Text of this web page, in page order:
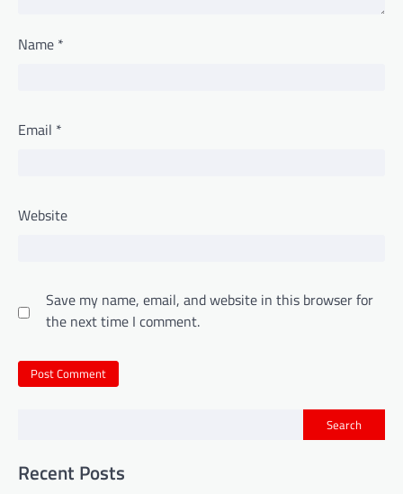
Name *
Email *
Website
Save my name, email, and website in this browser for
the next time I comment.
Search
Recent Posts